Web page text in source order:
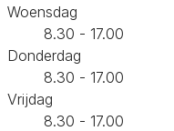
Woensdag
8.30 - 17.00
Donderdag
8.30 - 17.00
Vrijdag
8.30 - 17.00